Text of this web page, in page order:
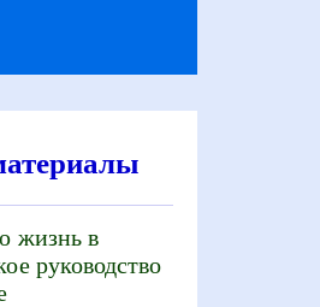
жизнь в
руководство